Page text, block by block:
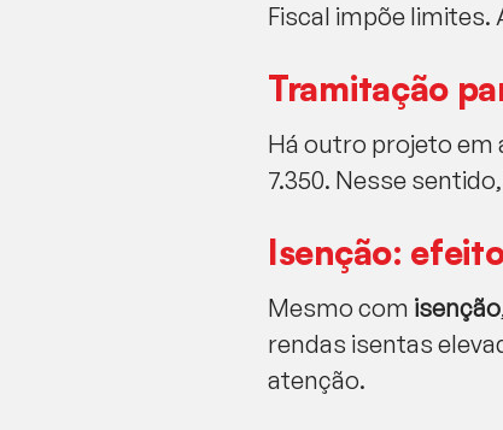
Fiscal impõe
Tramitação
Há outro projeto em
7.350. Nesse
Isenção:
Mesmo com isenção
rendas isentas
atenção.